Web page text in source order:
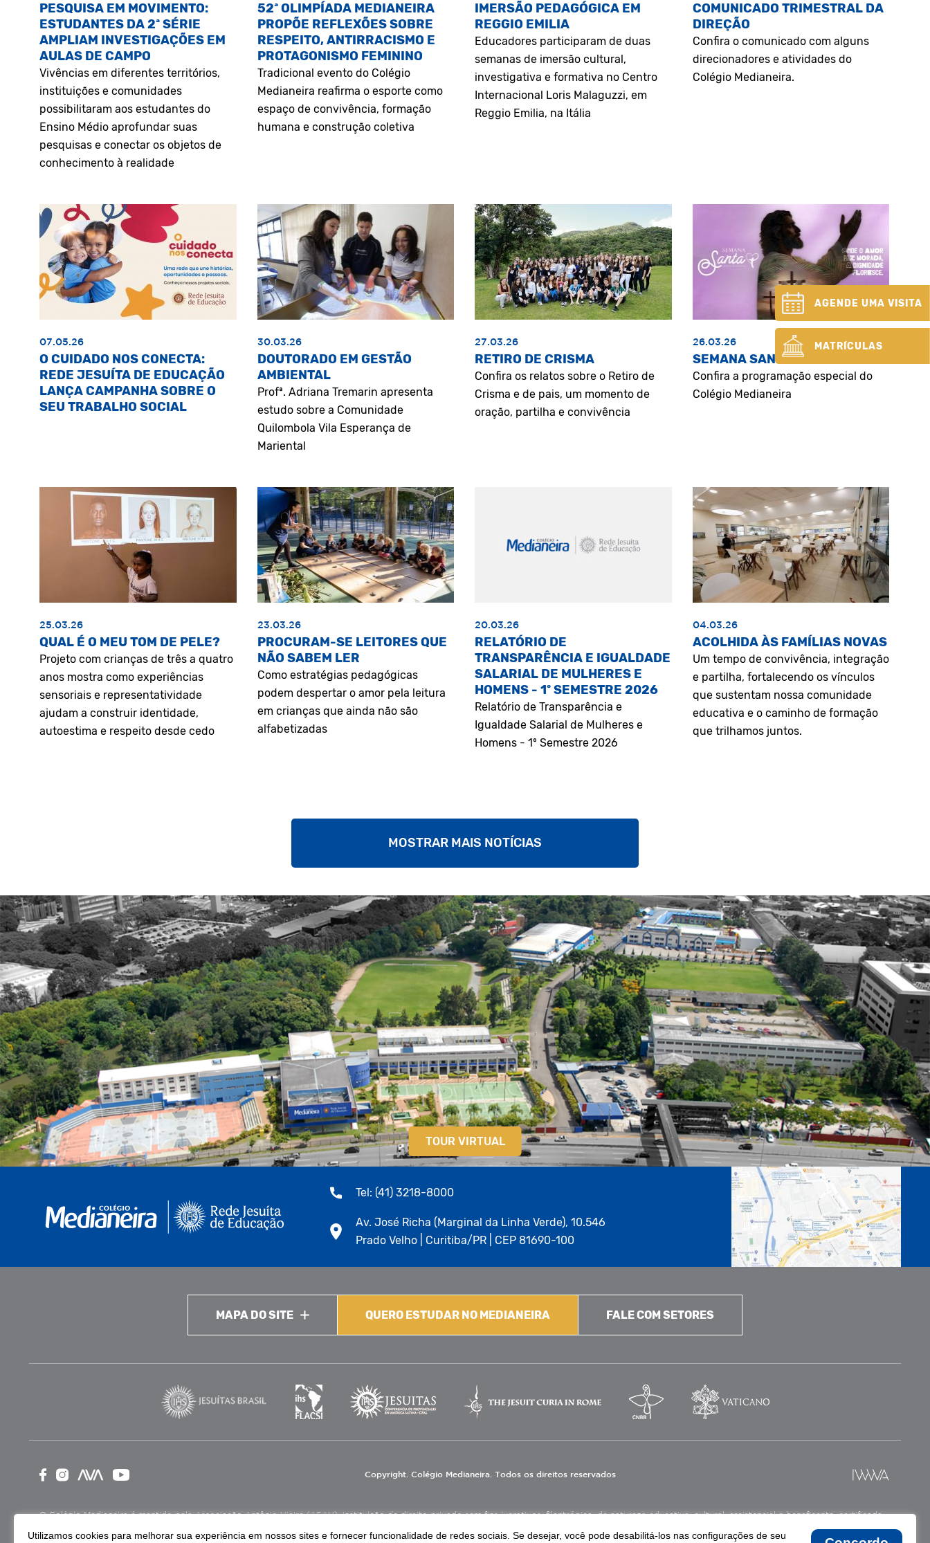
PESQUISA EM MOVIMENTO:
ESTUDANTES DA 2ª SÉRIE
AMPLIAM INVESTIGAÇÕES EM
AULAS DE CAMPO
Vivências em diferentes territórios,
instituições e comunidades
possibilitaram aos estudantes do
Ensino Médio aprofundar suas
pesquisas e conectar os objetos de
conhecimento à realidade
52ª OLIMPÍADA MEDIANEIRA
PROPÕE REFLEXÕES SOBRE
RESPEITO, ANTIRRACISMO E
PROTAGONISMO FEMININO
Tradicional evento do Colégio
Medianeira reafirma o esporte como
espaço de convivência, formação
humana e construção coletiva
IMERSÃO PEDAGÓGICA EM
REGGIO EMILIA
Educadores participaram de duas
semanas de imersão cultural,
investigativa e formativa no Centro
Internacional Loris Malaguzzi, em
Reggio Emilia, na Itália
COMUNICADO TRIMESTRAL DA
DIREÇÃO
Confira o comunicado com alguns
direcionadores e atividades do
Colégio Medianeira.
07.05.26
O CUIDADO NOS CONECTA:
REDE JESUÍTA DE EDUCAÇÃO
LANÇA CAMPANHA SOBRE O
SEU TRABALHO SOCIAL
30.03.26
DOUTORADO EM GESTÃO
AMBIENTAL
Profª. Adriana Tremarin apresenta
estudo sobre a Comunidade
Quilombola Vila Esperança de
Mariental
27.03.26
RETIRO DE CRISMA
Confira os relatos sobre o Retiro de
Crisma e de pais, um momento de
oração, partilha e convivência
26.03.26
SEMANA SANTA
Confira a programação especial do
Colégio Medianeira
25.03.26
QUAL É O MEU TOM DE PELE?
Projeto com crianças de três a quatro
anos mostra como experiências
sensoriais e representatividade
ajudam a construir identidade,
autoestima e respeito desde cedo
23.03.26
PROCURAM-SE LEITORES QUE
NÃO SABEM LER
Como estratégias pedagógicas
podem despertar o amor pela leitura
em crianças que ainda não são
alfabetizadas
20.03.26
RELATÓRIO DE
TRANSPARÊNCIA E IGUALDADE
SALARIAL DE MULHERES E
HOMENS - 1º SEMESTRE 2026
Relatório de Transparência e
Igualdade Salarial de Mulheres e
Homens - 1º Semestre 2026
04.03.26
ACOLHIDA ÀS FAMÍLIAS NOVAS
Um tempo de convivência, integração
e partilha, fortalecendo os vínculos
que sustentam nossa comunidade
educativa e o caminho de formação
que trilhamos juntos.
MOSTRAR MAIS NOTÍCIAS
AGENDE UMA VISITA
MATRÍCULAS
TOUR VIRTUAL
Tel: (41) 3218-8000
Av. José Richa (Marginal da Linha Verde), 10.546
Prado Velho | Curitiba/PR | CEP 81690-100
MAPA DO SITE QUERO ESTUDAR NO MEDIANEIRA FALE COM SETORES
Copyright. Colégio Medianeira. Todos os direitos reservados
O Colégio Medianeira é mantido pela Associação Antônio Vieira (ASAV), instituição de direito privado sem fins lucrativos, filantrópica, de natureza educativa, cultural, assistencial e beneficente, certificada
Utilizamos cookies para melhorar sua experiência em nossos sites e fornecer funcionalidade de redes sociais. Se desejar, você pode desabilitá-los nas configurações de seu